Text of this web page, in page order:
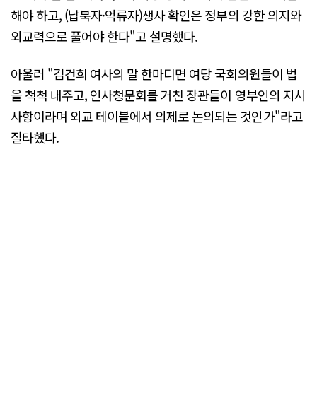
해야 하고, (납북자·억류자)생사 확인은 정부의 강한 의지와
외교력으로 풀어야 한다"고 설명했다.
아울러 "김건희 여사의 말 한마디면 여당 국회의원들이 법
을 척척 내주고, 인사청문회를 거친 장관들이 영부인의 지시
사항이라며 외교 테이블에서 의제로 논의되는 것인가"라고
질타했다.